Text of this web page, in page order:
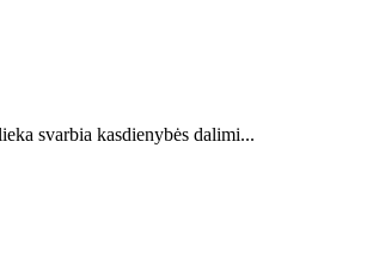
svarbia kasdienybės dalimi...